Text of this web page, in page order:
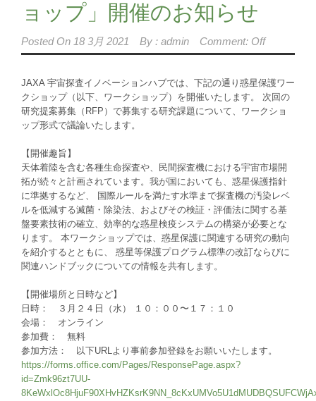
ョップ」開催のお知らせ
Posted On 18 3月 2021 By : admin Comment: Off
JAXA 宇宙探査イノベーションハブでは、下記の通り惑星保護ワー
クショップ（以下、ワークショップ）を開催いたします。 次回の
研究提案募集（RFP）で募集する研究課題について、ワークショ
ップ形式で議論いたします。
【開催趣旨】
天体着陸を含む各種生命探査や、民間探査機における宇宙市場開
拓が続々と計画されています。我が国においても、惑星保護指針
に準拠するなど、 国際ルールを満たす水準まで探査機の汚染レベ
ルを低減する滅菌・除染法、およびその検証・評価法に関する基
盤要素技術の確立、効率的な惑星検疫システムの構築が必要とな
ります。 本ワークショップでは、惑星保護に関連する研究の動向
を紹介するとともに、 惑星等保護プログラム標準の改訂ならびに
関連ハンドブックについての情報を共有します。
【開催場所と日時など】
日時： ３月２４日（水） １０：００〜１７：１０
会場： オンライン
参加費： 無料
参加方法： 以下URLより事前参加登録をお願いいたします。
https://forms.office.com/Pages/ResponsePage.aspx?
id=Zmk96zt7UU-